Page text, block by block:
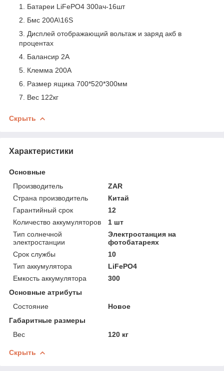
Батареи LiFePO4 300ач-16шт
Бмс 200A\16S
Дисплей отображающий вольтаж и заряд акб в
процентах
Балансир 2А
Клемма 200А
Размер ящика 700*520*300мм
Вес 122кг
Скрыть
Характеристики
Основные
Производитель
ZAR
Страна производитель
Китай
Гарантийный срок
12
Количество аккумуляторов
1 шт
Тип солнечной
электростанции
Электростанция на
фотобатареях
Срок службы
10
Тип аккумулятора
LiFePO4
Емкость аккумулятора
300
Основные атрибуты
Состояние
Новое
Габаритные размеры
Вес
120 кг
Скрыть